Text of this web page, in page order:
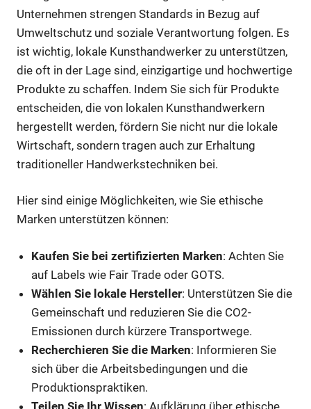
Unternehmen strengen Standards in Bezug auf
Umweltschutz und soziale Verantwortung folgen. Es
ist wichtig, lokale Kunsthandwerker zu unterstützen,
die oft in der Lage sind, einzigartige und hochwertige
Produkte zu schaffen. Indem Sie sich für Produkte
entscheiden, die von lokalen Kunsthandwerkern
hergestellt werden, fördern Sie nicht nur die lokale
Wirtschaft, sondern tragen auch zur Erhaltung
traditioneller Handwerkstechniken bei.
Hier sind einige Möglichkeiten, wie Sie ethische
Marken unterstützen können:
Kaufen Sie bei zertifizierten Marken: Achten Sie
auf Labels wie Fair Trade oder GOTS.
Wählen Sie lokale Hersteller: Unterstützen Sie die
Gemeinschaft und reduzieren Sie die CO2-
Emissionen durch kürzere Transportwege.
Recherchieren Sie die Marken: Informieren Sie
sich über die Arbeitsbedingungen und die
Produktionspraktiken.
Teilen Sie Ihr Wissen: Aufklärung über ethische